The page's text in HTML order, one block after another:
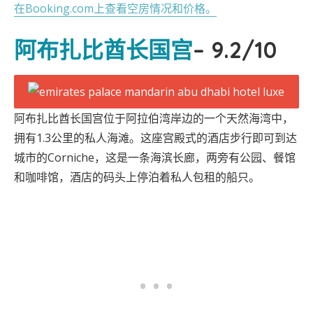
在Booking.com上查看空房情况和价格。
阿布扎比酋长国宫– 9.2/10
阿布扎比酋长国宫位于阿拉伯湾岸边的一个天然海湾中，
拥有1.3公里的私人海滩。这座宫殿式的酒店步行即可到达
城市的Corniche，这是一条海滨长廊，两旁有公园、餐馆
和咖啡馆，酒店的码头上停泊着私人包租的船只。